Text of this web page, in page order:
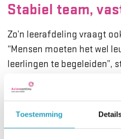
Toestemming
Stabiel team,
Zo’n leerafdeling vraagt
“Mensen moeten het wel
leerlingen te begeleiden”,
moet een stabiel team
moeten een vaste